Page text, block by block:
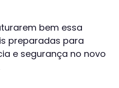
bem essa
preparadas para
e segurança no novo